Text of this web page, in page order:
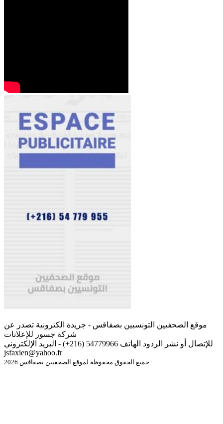
موقع الصحفيين التونسيين بصفاقس - جريدة الكترونية تصدر عن
شركة جسور للإعلانات
للإتصال أو نشر الردود الهاتف 54779966 (216+) - البريد الإلكتروني
jsfaxien@yahoo.fr
جميع الحقوق محفوظة لموقع الصحفيين بصفاقس 2026